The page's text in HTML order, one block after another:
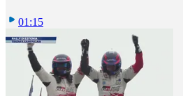
01:15